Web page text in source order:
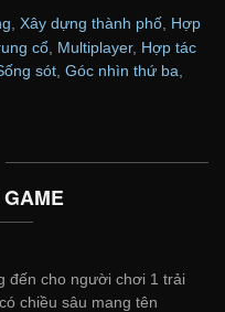
, Xây dựng thành phố, Hợp
cổ Multiplayer, Hợp tác
sót Góc nhìn thứ ba
đến cho người chơi 1 trải
chiều sâu mang tên